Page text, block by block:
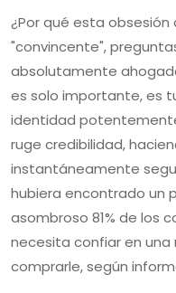
¿Por qué esta
"convincente",
absolutamente
es solo importante, es
identidad
ruge credibilidad,
instantáneamente
hubiera encontrado un
asombroso 81% de los
necesita confiar en
comprarle, según